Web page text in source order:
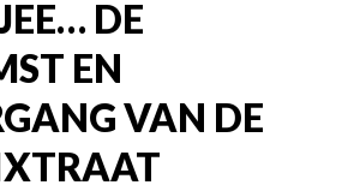
DE
EN
VAN DE